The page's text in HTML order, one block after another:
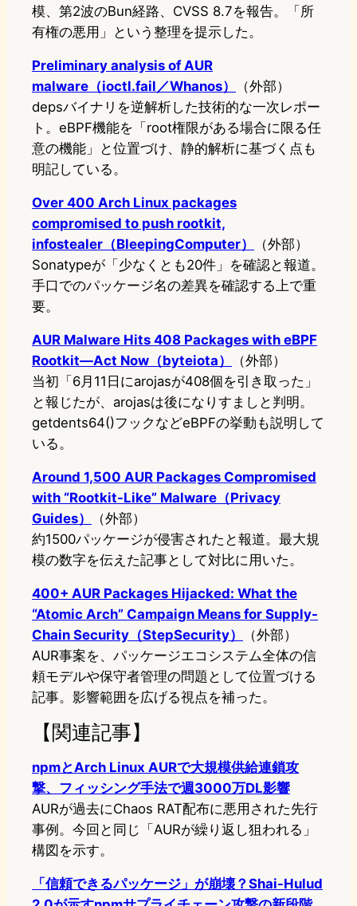
模、第2波のBun経路、CVSS 8.7を報告。「所
有権の悪用」という整理を提示した。
Preliminary analysis of AUR
malware（ioctl.fail／Whanos）
（外部）
depsバイナリを逆解析した技術的な一次レポー
ト。eBPF機能を「root権限がある場合に限る任
意の機能」と位置づけ、静的解析に基づく点も
明記している。
Over 400 Arch Linux packages
compromised to push rootkit,
infostealer（BleepingComputer）
（外部）
Sonatypeが「少なくとも20件」を確認と報道。
手口でのパッケージ名の差異を確認する上で重
要。
AUR Malware Hits 408 Packages with eBPF
Rootkit—Act Now（byteiota）
（外部）
当初「6月11日にarojasが408個を引き取った」
と報じたが、arojasは後になりすましと判明。
getdents64()フックなどeBPFの挙動も説明して
いる。
Around 1,500 AUR Packages Compromised
with “Rootkit-Like” Malware（Privacy
Guides）
（外部）
約1500パッケージが侵害されたと報道。最大規
模の数字を伝えた記事として対比に用いた。
400+ AUR Packages Hijacked: What the
“Atomic Arch” Campaign Means for Supply-
Chain Security（StepSecurity）
（外部）
AUR事案を、パッケージエコシステム全体の信
頼モデルや保守者管理の問題として位置づける
記事。影響範囲を広げる視点を補った。
【関連記事】
npmとArch Linux AURで大規模供給連鎖攻
撃、フィッシング手法で週3000万DL影響
AURが過去にChaos RAT配布に悪用された先行
事例。今回と同じ「AURが繰り返し狙われる」
構図を示す。
「信頼できるパッケージ」が崩壊？Shai-Hulud